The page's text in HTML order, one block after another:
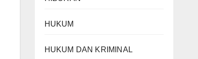
HUKUM
HUKUM DAN KRIMINAL